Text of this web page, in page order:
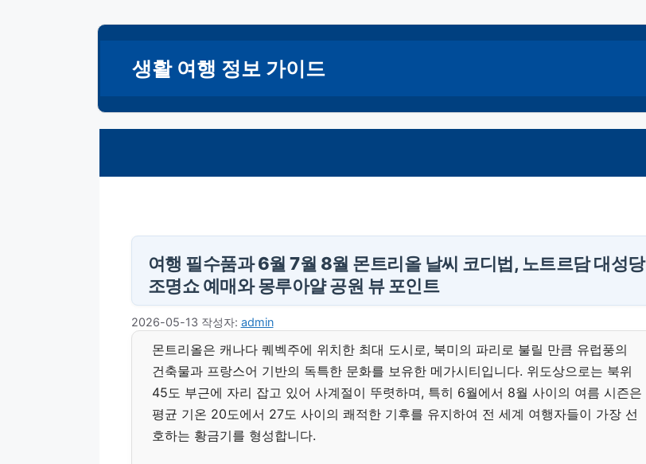
생활 여행 정보 가이드
여행 필수품과 6월 7월 8월 몬트리올 날씨 코디법, 노트르담 대성당
조명쇼 예매와 몽루아얄 공원 뷰 포인트
2026-05-13 작성자: admin
몬트리올은 캐나다 퀘벡주에 위치한 최대 도시로, 북미의 파리로 불릴 만큼 유럽풍의
건축물과 프랑스어 기반의 독특한 문화를 보유한 메가시티입니다. 위도상으로는 북위
45도 부근에 자리 잡고 있어 사계절이 뚜렷하며, 특히 6월에서 8월 사이의 여름 시즌은
평균 기온 20도에서 27도 사이의 쾌적한 기후를 유지하여 전 세계 여행자들이 가장 선
호하는 황금기를 형성합니다.